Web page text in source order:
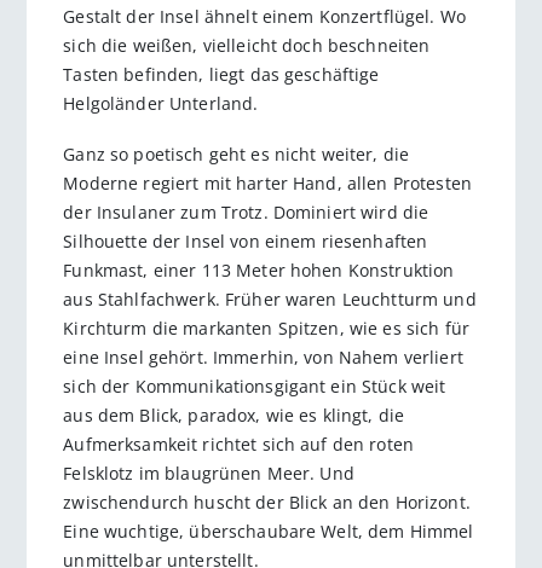
Gestalt der Insel ähnelt einem Konzertflügel. Wo
sich die weißen, vielleicht doch beschneiten
Tasten befinden, liegt das geschäftige
Helgoländer Unterland.
Ganz so poetisch geht es nicht weiter, die
Moderne regiert mit harter Hand, allen Protesten
der Insulaner zum Trotz. Dominiert wird die
Silhouette der Insel von einem riesenhaften
Funkmast, einer 113 Meter hohen Konstruktion
aus Stahlfachwerk. Früher waren Leuchtturm und
Kirchturm die markanten Spitzen, wie es sich für
eine Insel gehört. Immerhin, von Nahem verliert
sich der Kommunikationsgigant ein Stück weit
aus dem Blick, paradox, wie es klingt, die
Aufmerksamkeit richtet sich auf den roten
Felsklotz im blaugrünen Meer. Und
zwischendurch huscht der Blick an den Horizont.
Eine wuchtige, überschaubare Welt, dem Himmel
unmittelbar unterstellt.